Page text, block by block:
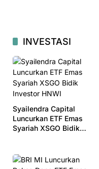
INVESTASI
Syailendra Capital
Luncurkan ETF Emas
Syariah XSGO Bidik